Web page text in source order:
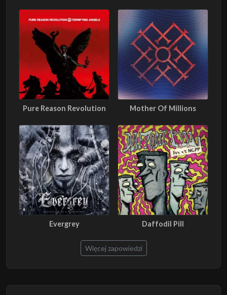
Pure Reason Revolution Mother Of Millions
Evergrey Daffodil Pill
Więcej zapowiedzi